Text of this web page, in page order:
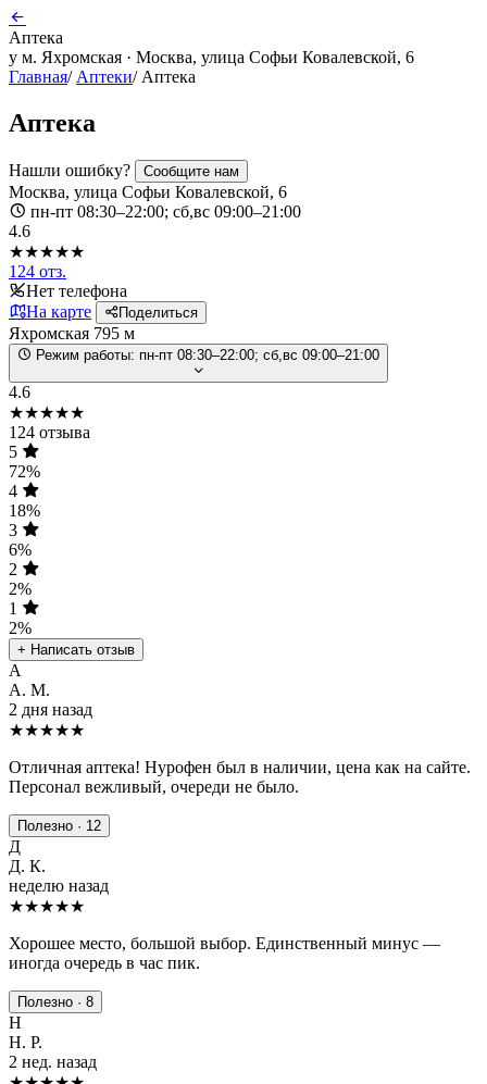
Аптека
у м. Яхромская · Москва, улица Софьи Ковалевской, 6
Главная/ Аптеки/ Аптека
Аптека
Нашли ошибку? Сообщите нам
Москва, улица Софьи Ковалевской, 6
пн-пт 08:30–22:00; сб,вс 09:00–21:00
4.6
★★★★★
124 отз.
Нет телефона
На карте
Поделиться
Яхромская 795 м
Режим работы: пн-пт 08:30–22:00; сб,вс 09:00–21:00
4.6
★★★★★
124 отзыва
5
72%
4
18%
3
6%
2
2%
1
2%
+ Написать отзыв
А
А. М.
2 дня назад
★★★★★
Отличная аптека! Нурофен был в наличии, цена как на сайте.
Персонал вежливый, очереди не было.
Полезно · 12
Д
Д. К.
неделю назад
★★★★★
Хорошее место, большой выбор. Единственный минус —
иногда очередь в час пик.
Полезно · 8
Н
Н. Р.
2 нед. назад